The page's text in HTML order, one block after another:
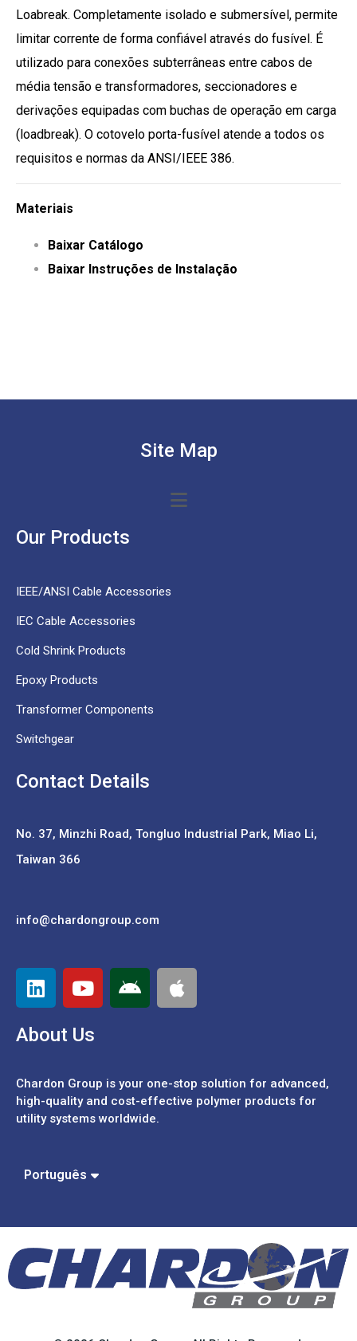
Loabreak. Completamente isolado e submersível, permite
limitar corrente de forma confiável através do fusível. É
utilizado para conexões subterrâneas entre cabos de
média tensão e transformadores, seccionadores e
derivações equipadas com buchas de operação em carga
(loadbreak). O cotovelo porta-fusível atende a todos os
requisitos e normas da ANSI/IEEE 386.
Materiais
Baixar Catálogo
Baixar Instruções de Instalação
Site Map
Our Products
IEEE/ANSI Cable Accessories
IEC Cable Accessories
Cold Shrink Products
Epoxy Products
Transformer Components
Switchgear
Contact Details
No. 37, Minzhi Road, Tongluo Industrial Park, Miao Li,
Taiwan 366
info@chardongroup.com
About Us
Chardon Group is your one-stop solution for advanced,
high-quality and cost-effective polymer products for
utility systems worldwide.
Português
Español
English